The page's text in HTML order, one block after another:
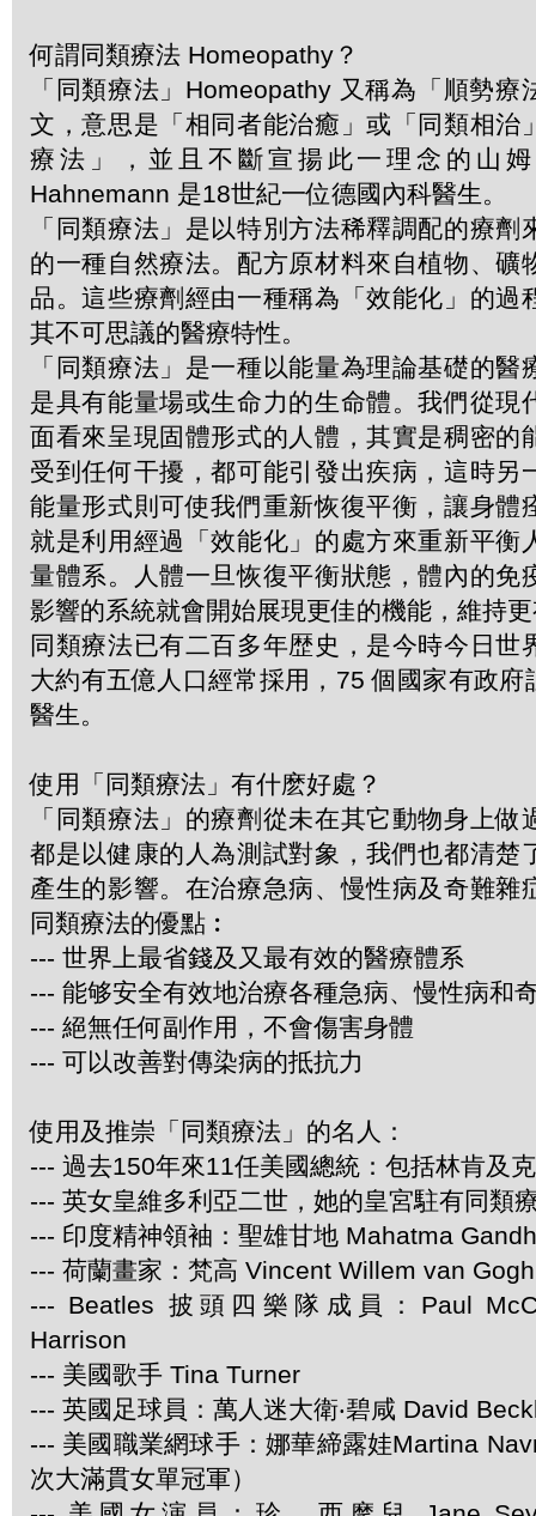
何謂同類療法 Homeopathy？
「同類療法」Homeopathy 又稱為「順勢療
文，意思是「相同者能治癒」或「同類相治
療法」，並且不斷宣揚此一理念的山
Hahnemann 是18世紀一位德國內科醫生。
「同類療法」是以特別方法稀釋調配的療劑
的一種自然療法。配方原材料來自植物、礦
品。這些療劑經由一種稱為「效能化」的過
其不可思議的醫療特性。
「同類療法」是一種以能量為理論基礎的醫
是具有能量場或生命力的生命體。我們從現
面看來呈現固體形式的人體，其實是稠密的
受到任何干擾，都可能引發出疾病，這時另
能量形式則可使我們重新恢復平衡，讓身體
就是利用經過「效能化」的處方來重新平衡
量體系。人體一旦恢復平衡狀態，體內的免
影響的系統就會開始展現更佳的機能，維持
同類療法已有二百多年歴史，是今時今日世
大約有五億人口經常採用，75 個國家有政府
醫生。
使用「同類療法」有什麽好處？
「同類療法」的療劑從未在其它動物身上做
都是以健康的人為測試對象，我們也都清楚
產生的影響。在治療急病、慢性病及奇難雜
同類療法的優點︰
--- 世界上最省錢及又最有效的醫療體系
--- 能够安全有效地治療各種急病、慢性病和
--- 絕無任何副作用，不會傷害身體
--- 可以改善對傳染病的抵抗力
使用及推崇「同類療法」的名人：
--- 過去150年來11任美國總統：包括林肯及
--- 英女皇維多利亞二世，她的皇宮駐有同類
--- 印度精神領袖：聖雄甘地 Mahatma
--- 荷蘭畫家：梵高 Vincent Willem van Gogh
--- Beatles 披頭四樂隊成員：Paul
Harrison
--- 美國歌手 Tina Turner
--- 英國足球員：萬人迷大衛‧碧咸 David
--- 美國職業網球手：娜華締露娃Martina
次大滿貫女單冠軍）